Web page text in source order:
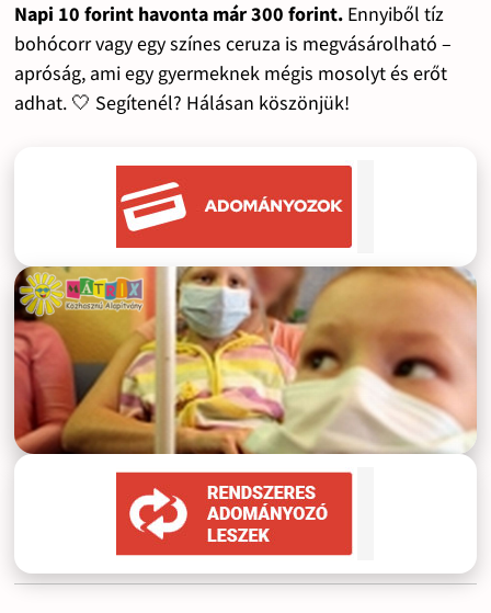
Napi 10 forint havonta már 300 forint.Ennyiből tíz
bohócorr vagy egy színes ceruza is megvásárolható –
apróság, ami egy gyermeknek mégis mosolyt és erőt
adhat. 🤍 Segítenél? Hálásan köszönjük!